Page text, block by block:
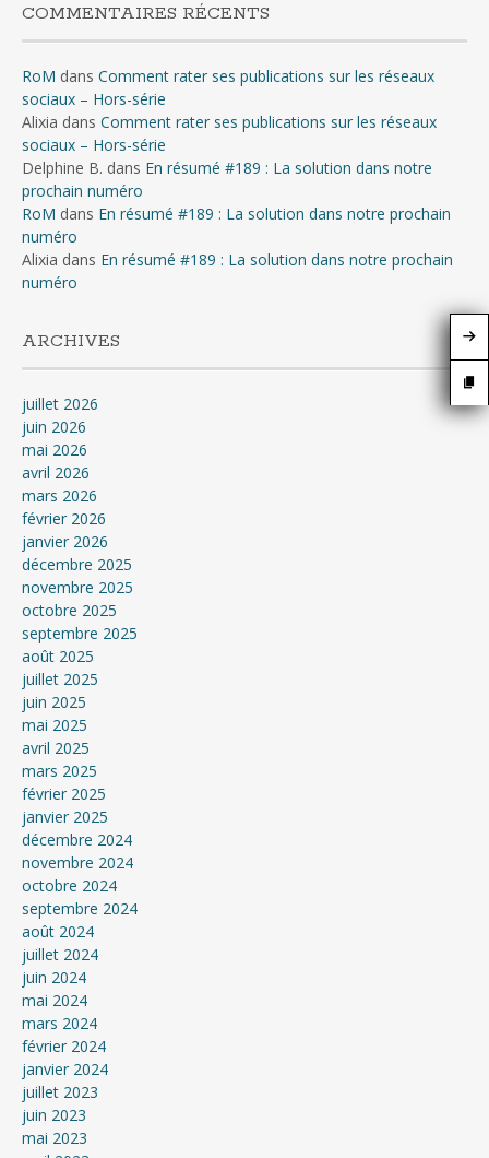
COMMENTAIRES RÉCENTS
RoM dans Comment rater ses publications sur les réseaux
sociaux – Hors-série
Alixia dans Comment rater ses publications sur les réseaux
sociaux – Hors-série
Delphine B. dans En résumé #189 : La solution dans notre
prochain numéro
RoM dans En résumé #189 : La solution dans notre prochain
numéro
Alixia dans En résumé #189 : La solution dans notre prochain
numéro
ARCHIVES
juillet 2026
juin 2026
mai 2026
avril 2026
mars 2026
février 2026
janvier 2026
décembre 2025
novembre 2025
octobre 2025
septembre 2025
août 2025
juillet 2025
juin 2025
mai 2025
avril 2025
mars 2025
février 2025
janvier 2025
décembre 2024
novembre 2024
octobre 2024
septembre 2024
août 2024
juillet 2024
juin 2024
mai 2024
mars 2024
février 2024
janvier 2024
juillet 2023
juin 2023
mai 2023